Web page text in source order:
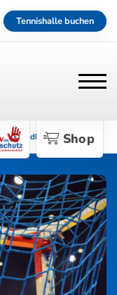
Tennishalle buchen
Shop
Handball